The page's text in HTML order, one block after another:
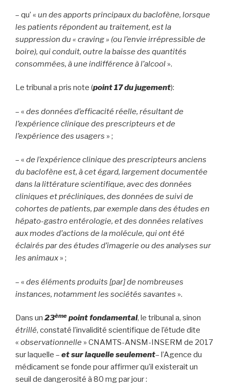
– qu’ « un des apports principaux du baclofène, lorsque
les patients répondent au traitement, est la
suppression du « craving » (ou l’envie irrépressible de
boire), qui conduit, outre la baisse des quantités
consommées, à une indifférence à l’alcool ».
Le tribunal a pris note (point 17du jugement):
– « des données d’efficacité réelle, résultant de
l’expérience clinique des prescripteurs et de
l’expérience des usagers » ;
– « de l’expérience clinique des prescripteurs anciens
du baclofène est, à cet égard, largement documentée
dans la littérature scientifique, avec des données
cliniques et précliniques, des données de suivi de
cohortes de patients, par exemple dans des études en
hépato-gastro entérologie, et des données relatives
aux modes d’actions de la molécule, qui ont été
éclairés par des études d’imagerie ou des analyses sur
les animaux » ;
– « des éléments produits [par]de nombreuses
instances, notamment les sociétés savantes ».
Dans un 23ème point fondamental, le tribunal a, sinon
étrillé, constaté l’invalidité scientifique de l’étude dite
« observationnelle » CNAMTS-ANSM-INSERM de 2017
sur laquelle – et sur laquelle seulement– l’Agence du
médicament se fonde pour affirmer qu’il existerait un
seuil de dangerosité à 80 mg par jour :